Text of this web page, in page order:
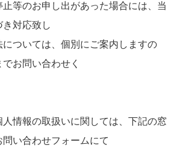
等のお申し出があった場合には、当
き対応致し
については、個別にご案内しますの
お問い合わせく
情報の取扱いに関しては、下記の窓
い合わせフォームにて